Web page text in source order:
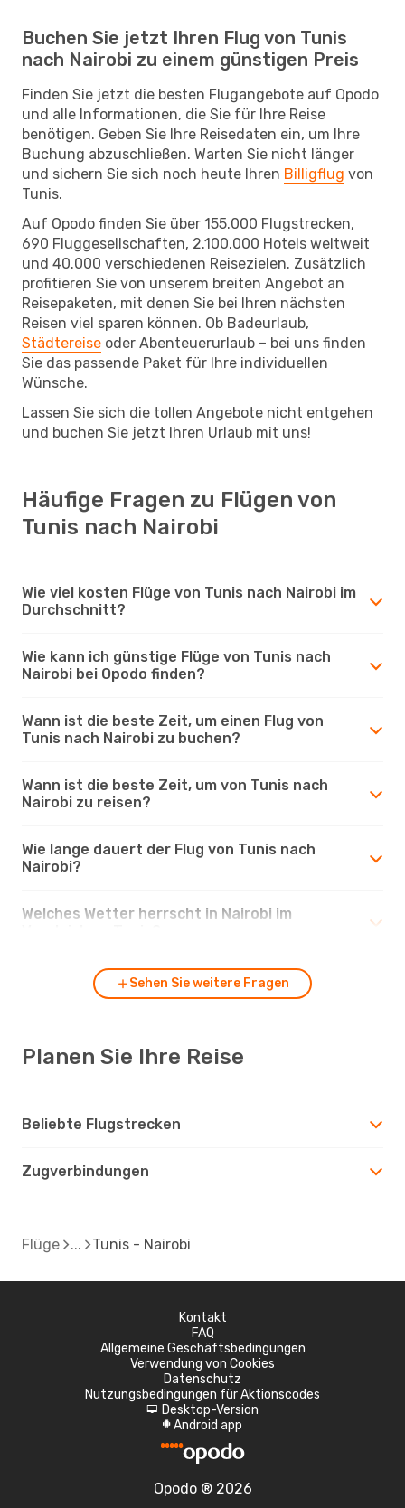
Buchen Sie jetzt Ihren Flug von Tunis
nach Nairobi zu einem günstigen Preis
Finden Sie jetzt die besten Flugangebote auf Opodo
und alle Informationen, die Sie für Ihre Reise
benötigen. Geben Sie Ihre Reisedaten ein, um Ihre
Buchung abzuschließen. Warten Sie nicht länger
und sichern Sie sich noch heute Ihren Billigflug von
Tunis.
Auf Opodo finden Sie über 155.000 Flugstrecken,
690 Fluggesellschaften, 2.100.000 Hotels weltweit
und 40.000 verschiedenen Reisezielen. Zusätzlich
profitieren Sie von unserem breiten Angebot an
Reisepaketen, mit denen Sie bei Ihren nächsten
Reisen viel sparen können. Ob Badeurlaub,
Städtereise oder Abenteuerurlaub – bei uns finden
Sie das passende Paket für Ihre individuellen
Wünsche.
Lassen Sie sich die tollen Angebote nicht entgehen
und buchen Sie jetzt Ihren Urlaub mit uns!
Häufige Fragen zu Flügen von
Tunis nach Nairobi
Wie viel kosten Flüge von Tunis nach Nairobi im
Durchschnitt?
Wie kann ich günstige Flüge von Tunis nach
Nairobi bei Opodo finden?
Wann ist die beste Zeit, um einen Flug von
Tunis nach Nairobi zu buchen?
Wann ist die beste Zeit, um von Tunis nach
Nairobi zu reisen?
Wie lange dauert der Flug von Tunis nach
Nairobi?
Welches Wetter herrscht in Nairobi im
Sehen Sie weitere Fragen
Planen Sie Ihre Reise
Beliebte Flugstrecken
Zugverbindungen
Flüge Tunis - Nairobi
Kontakt
FAQ
Allgemeine Geschäftsbedingungen
Verwendung von Cookies
Datenschutz
Nutzungsbedingungen für Aktionscodes
d Desktop-Version
A Android app
Opodo ® 2026